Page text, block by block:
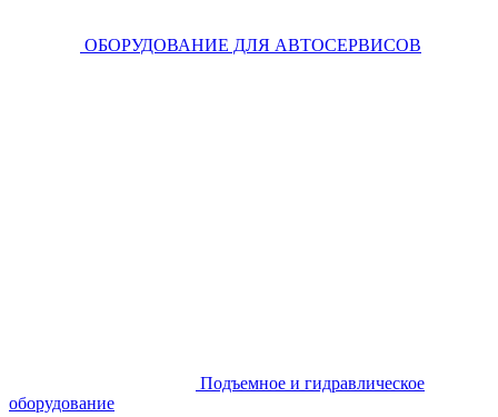
ОБОРУДОВАНИЕ ДЛЯ АВТОСЕРВИСОВ
Подъемное и гидравлическое
оборудование